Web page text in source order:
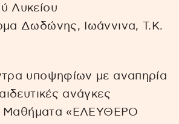
Λυκείου
Δωδώνης, Ιωάννινα, Τ.Κ.
υποψηφίων με αναπηρία
ανάγκες
Μαθήματα «ΕΛΕΥΘΕΡΟ